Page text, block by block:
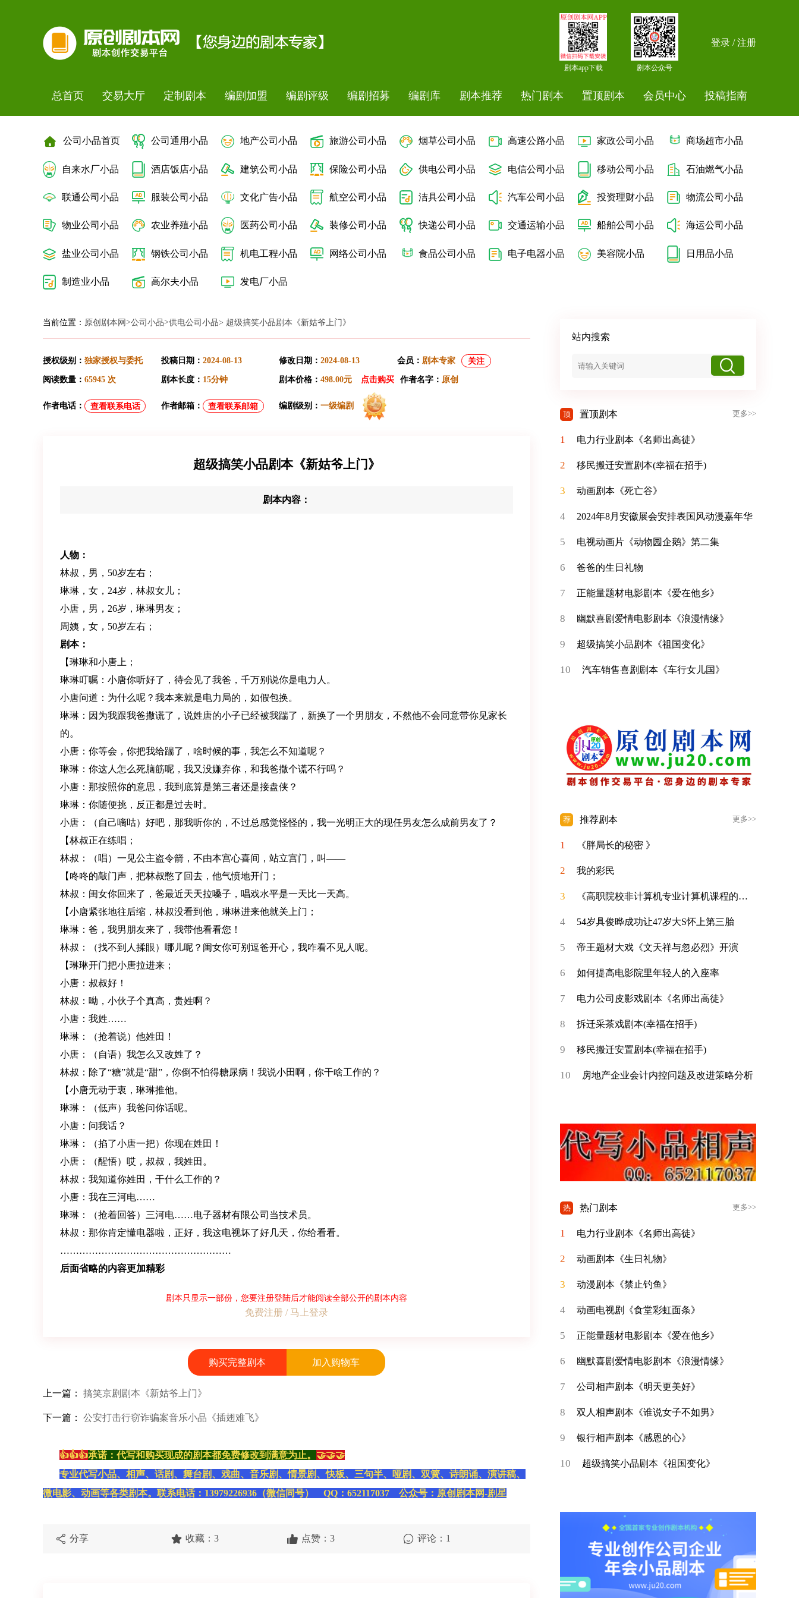
剧本app下载 剧本公众号
登录 / 注册
总首页 交易大厅 定制剧本 编剧加盟 编剧评级 编剧招募 编剧库 剧本推荐 热门剧本 置顶剧本 会员中心 投稿指南
公司小品首页 公司通用小品 地产公司小品 旅游公司小品 烟草公司小品 高速公路小品 家政公司小品 商场超市小品
自来水厂小品 酒店饭店小品 建筑公司小品 保险公司小品 供电公司小品 电信公司小品 移动公司小品 石油燃气小品
联通公司小品 服装公司小品 文化广告小品 航空公司小品 洁具公司小品 汽车公司小品 投资理财小品 物流公司小品
物业公司小品 农业养殖小品 医药公司小品 装修公司小品 快递公司小品 交通运输小品 船舶公司小品 海运公司小品
盐业公司小品 钢铁公司小品 机电工程小品 网络公司小品 食品公司小品 电子电器小品 美容院小品 日用品小品
制造业小品 高尔夫小品 发电厂小品
当前位置： 原创剧本网>公司小品>供电公司小品> 超级搞笑小品剧本《新姑爷上门》
授权级别： 独家授权与委托 投稿日期： 2024-08-13 修改日期：2024-08-13 会员： 剧本专家 关注
阅读数量： 65945 次 剧本长度： 15分钟 剧本价格：498.00元 点击购买 作者名字： 原创
作者电话： 查看联系电话 作者邮箱： 查看联系邮箱 编剧级别：一级编剧
超级搞笑小品剧本《新姑爷上门》
剧本内容：
人物：
林叔，男，50岁左右；
琳琳，女，24岁，林叔女儿；
小唐，男，26岁，琳琳男友；
周姨，女，50岁左右；
剧本：
【琳琳和小唐上；
琳琳叮嘱：小唐你听好了，待会见了我爸，千万别说你是电力人。
小唐问道：为什么呢？我本来就是电力局的，如假包换。
琳琳：因为我跟我爸撒谎了，说姓唐的小子已经被我踹了，新换了一个男朋友，不然他不会同意带你见家长
的。
小唐：你等会，你把我给踹了，啥时候的事，我怎么不知道呢？
琳琳：你这人怎么死脑筋呢，我又没嫌弃你，和我爸撒个谎不行吗？
小唐：那按照你的意思，我到底算是第三者还是接盘侠？
琳琳：你随便挑，反正都是过去时。
小唐：（自己嘀咕）好吧，那我听你的，不过总感觉怪怪的，我一光明正大的现任男友怎么成前男友了？
【林叔正在练唱；
林叔：（唱）一见公主盗令箭，不由本宫心喜间，站立宫门，叫——
【咚咚的敲门声，把林叔憋了回去，他气愤地开门；
林叔：闺女你回来了，爸最近天天拉嗓子，唱戏水平是一天比一天高。
【小唐紧张地往后缩，林叔没看到他，琳琳进来他就关上门；
琳琳：爸，我男朋友来了，我带他看看您！
林叔：（找不到人揉眼）哪儿呢？闺女你可别逗爸开心，我咋看不见人呢。
【琳琳开门把小唐拉进来；
小唐：叔叔好！
林叔：呦，小伙子个真高，贵姓啊？
小唐：我姓……
琳琳：（抢着说）他姓田！
小唐：（自语）我怎么又改姓了？
林叔：除了“糖”就是“甜”，你倒不怕得糖尿病！我说小田啊，你干啥工作的？
【小唐无动于衷，琳琳推他。
琳琳：（低声）我爸问你话呢。
小唐：问我话？
琳琳：（掐了小唐一把）你现在姓田！
小唐：（醒悟）哎，叔叔，我姓田。
林叔：我知道你姓田，干什么工作的？
小唐：我在三河电……
琳琳：（抢着回答）三河电……电子器材有限公司当技术员。
林叔：那你肯定懂电器啦，正好，我这电视坏了好几天，你给看看。
………………………………………………
后面省略的内容更加精彩
剧本只显示一部份，您要注册登陆后才能阅读全部公开的剧本内容
免费注册 / 马上登录
购买完整剧本 加入购物车
上一篇： 搞笑京剧剧本《新姑爷上门》
下一篇： 公安打击行窃诈骗案音乐小品《插翅难飞》
👍👍👍承诺：代写和购买现成的剧本都免费修改到满意为止。 🤝🤝🤝
专业代写小品、相声、话剧、舞台剧、戏曲、音乐剧、情景剧、快板、三句半、哑剧、双簧、诗朗诵、演讲稿、
微电影、动画等各类剧本。联系电话：13979226936（微信同号） QQ：652117037 公众号：原创剧本网-剧星
分享 收藏：3 点赞：3 评论：1
站内搜索
顶 置顶剧本 更多>>
1 电力行业剧本《名师出高徒》
2 移民搬迁安置剧本(幸福在招手)
3 动画剧本《死亡谷》
4 2024年8月安徽展会安排表国风动漫嘉年华
5 电视动画片《动物园企鹅》第二集
6 爸爸的生日礼物
7 正能量题材电影剧本《爱在他乡》
8 幽默喜剧爱情电影剧本《浪漫情缘》
9 超级搞笑小品剧本《祖国变化》
10 汽车销售喜剧剧本《车行女儿国》
荐 推荐剧本 更多>>
1 《胖局长的秘密 》
2 我的彩民
3 《高职院校非计算机专业计算机课程的教学改进策略探析》
4 54岁具俊晔成功让47岁大S怀上第三胎
5 帝王题材大戏《文天祥与忽必烈》开演
6 如何提高电影院里年轻人的入座率
7 电力公司皮影戏剧本《名师出高徒》
8 拆迁采茶戏剧本(幸福在招手)
9 移民搬迁安置剧本(幸福在招手)
10 房地产企业会计内控问题及改进策略分析
热 热门剧本 更多>>
1 电力行业剧本《名师出高徒》
2 动画剧本《生日礼物》
3 动漫剧本《禁止钓鱼》
4 动画电视剧《食堂彩虹面条》
5 正能量题材电影剧本《爱在他乡》
6 幽默喜剧爱情电影剧本《浪漫情缘》
7 公司相声剧本《明天更美好》
8 双人相声剧本《谁说女子不如男》
9 银行相声剧本《感恩的心》
10 超级搞笑小品剧本《祖国变化》